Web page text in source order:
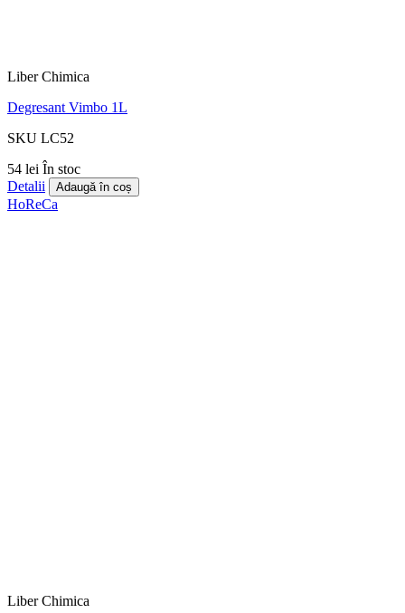
Liber Chimica
Degresant Vimbo 1L
SKU LC52
54 lei În stoc
Detalii
Adaugă în coș
HoReCa
Liber Chimica